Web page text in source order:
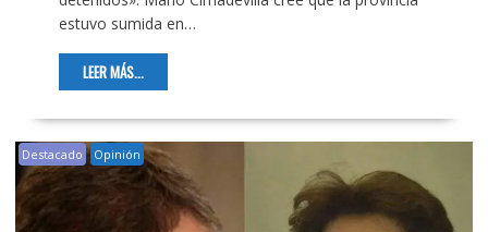
estuvo sumida en…
LEER MÁS...
Destacado Opinión